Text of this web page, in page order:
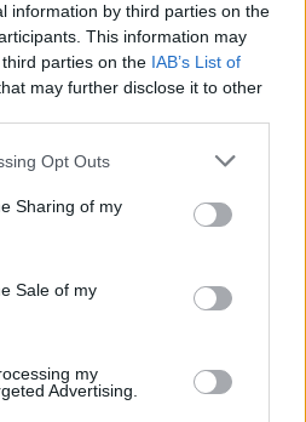
information by third parties on the
This information may
parties on the IAB’s List of
may further disclose it to other
Opt Outs
Sharing of my
Sale of my
my
Advertising.
το
στην εποχή του AI